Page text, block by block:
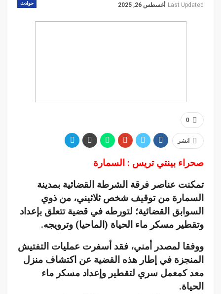
حوادث Last Updated أغسطس 26, 2025
0
انشر
صحراء بينتي تريس : السمارة
تمكنت عناصر فرقة الشرطة القضائية بمدينة
السمارة من توقيف شخص ثلاثيني، من ذوي
السوابق القضائية؛ لتورطه في قضية تتعلق بإعداد
وتقطير مسكر ماء الحياة (الماحيا) وترويجه.
ووفقا لمصدر أمني، فقد أسفرت عمليات التفتيش
المنجزة في إطار هذه القضية عن اكتشاف منزل
معد كمعمل سري لتقطير وإعداد مسكر ماء
الحياة.